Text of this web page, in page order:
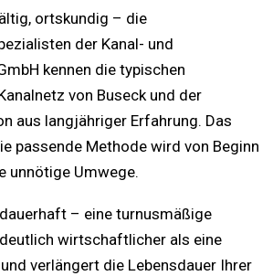
ortskundig – die
der Kanal- und
kennen die typischen
von Buseck und der
aus langjähriger Erfahrung. Das
passende Methode wird von Beginn
unnötige Umwege.
– eine turnusmäßige
wirtschaftlicher als eine
verlängert die Lebensdauer Ihrer